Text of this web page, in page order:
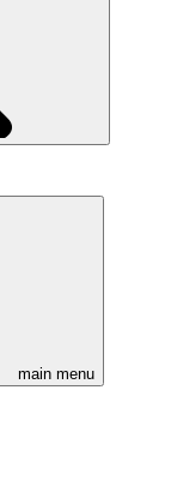
main menu